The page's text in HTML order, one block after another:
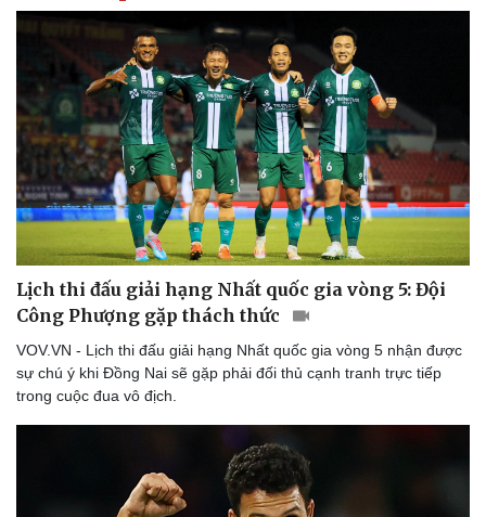
Lịch thi đấu giải hạng Nhất quốc gia vòng 5: Đội
Công Phượng gặp thách thức
VOV.VN - Lịch thi đấu giải hạng Nhất quốc gia vòng 5 nhận được
sự chú ý khi Đồng Nai sẽ gặp phải đối thủ cạnh tranh trực tiếp
trong cuộc đua vô địch.